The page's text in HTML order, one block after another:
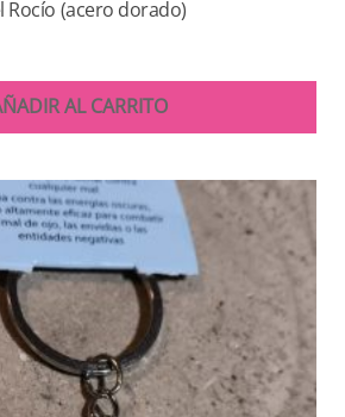
Rocío (acero dorado)
AL CARRITO